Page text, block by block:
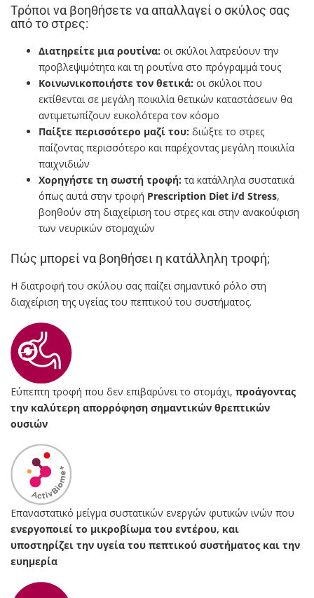
Τρόποι να βοηθήσετε να απαλλαγεί ο σκύλος σας
από το στρες:
Διατηρείτε μια ρουτίνα: οι σκύλοι λατρεύουν την
προβλεψιμότητα και τη ρουτίνα στο πρόγραμμά τους
Κοινωνικοποιήστε τον θετικά: οι σκύλοι που
εκτίθενται σε μεγάλη ποικιλία θετικών καταστάσεων θα
αντιμετωπίζουν ευκολότερα τον κόσμο
Παίξτε περισσότερο μαζί του: διώξτε το στρες
παίζοντας περισσότερο και παρέχοντας μεγάλη ποικιλία
παιχνιδιών
Χορηγήστε τη σωστή τροφή: τα κατάλληλα συστατικά
όπως αυτά στην τροφή Prescription Diet i/d Stress,
βοηθούν στη διαχείριση του στρες και στην ανακούφιση
των νευρικών στομαχιών
Πώς μπορεί να βοηθήσει η κατάλληλη τροφή;
Η διατροφή του σκύλου σας παίζει σημαντικό ρόλο στη
διαχείριση της υγείας του πεπτικού του συστήματος.
Εύπεπτη τροφή που δεν επιβαρύνει το στομάχι, προάγοντας
την καλύτερη απορρόφηση σημαντικών θρεπτικών
ουσιών
Επαναστατικό μείγμα συστατικών ενεργών φυτικών ινών που
ενεργοποιεί το μικροβίωμα του εντέρου, και
υποστηρίζει την υγεία του πεπτικού συστήματος και την
ευημερία